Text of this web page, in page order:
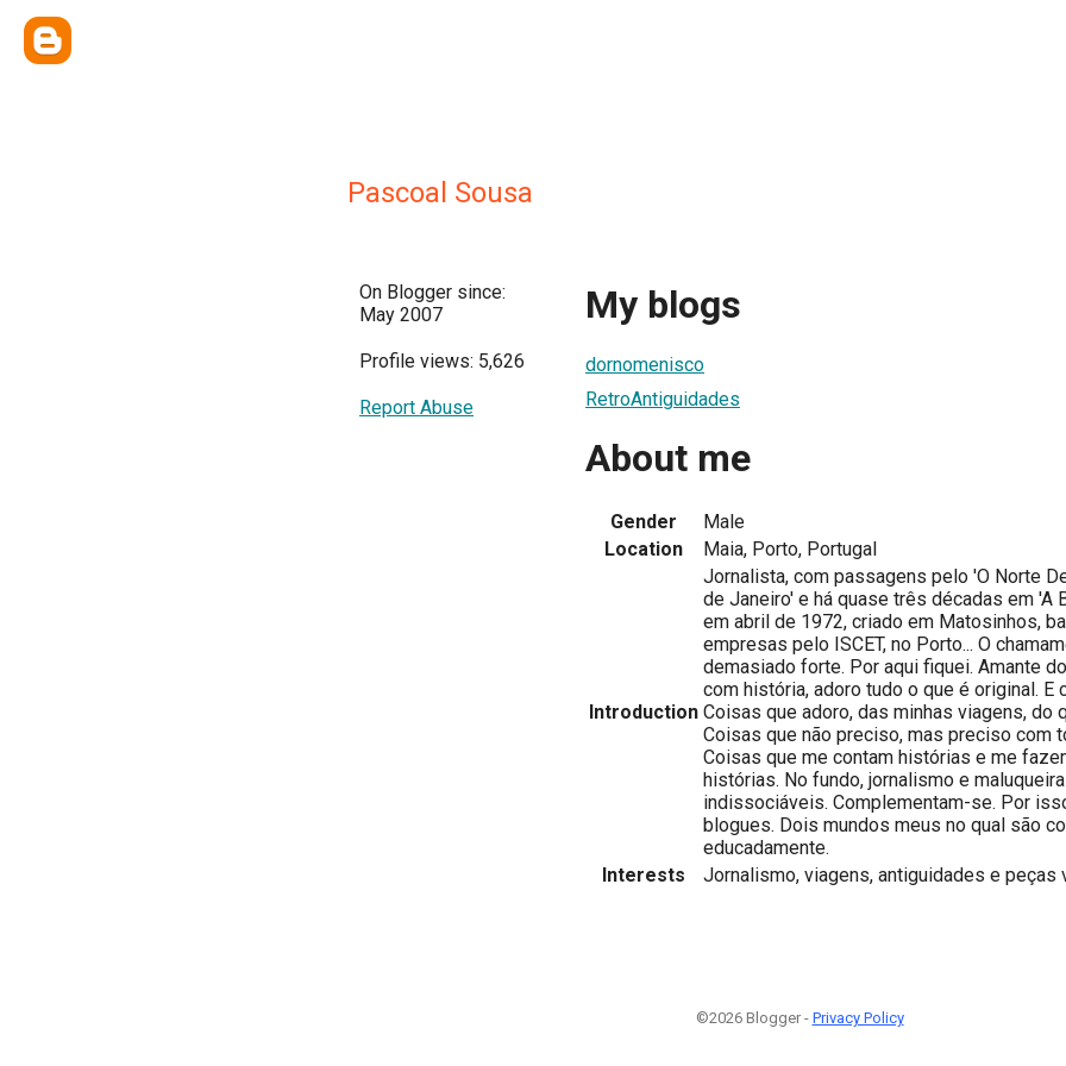
Pascoal Sousa
On Blogger since:
May 2007
Profile views: 5,626
Report Abuse
My blogs
dornomenisco
RetroAntiguidades
About me
Gender
Male
Location
Maia, Porto, Portugal
Introduction
Jornalista, com passagens pelo 'O Norte
de Janeiro' e há quase três décadas em 'A
em abril de 1972, criado em Matosinhos,
empresas pelo ISCET, no Porto... O
demasiado forte. Por aqui fiquei. Amante
com história, adoro tudo o que é original. E
Coisas que adoro, das minhas viagens, do
Coisas que não preciso, mas preciso com
Coisas que me contam histórias e me
histórias. No fundo, jornalismo e
indissociáveis. Complementam-se. Por
blogues. Dois mundos meus no qual são
educadamente.
Interests
Jornalismo, viagens, antiguidades e peças
©2026 Blogger - Privacy Policy